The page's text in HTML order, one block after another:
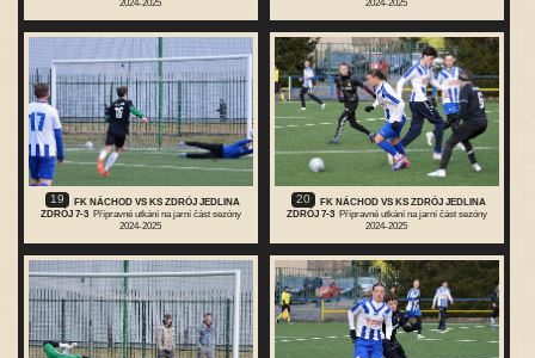
2024-2025 2024-2025
19
FK NÁCHOD VS KS ZDRÓJ JEDLINA
ZDRÓJ 7-3 Přípravné utkání na jarní část sezóny
2024-2025
20
FK NÁCHOD VS KS ZDRÓJ JEDLINA
ZDRÓJ 7-3 Přípravné utkání na jarní část sezóny
2024-2025